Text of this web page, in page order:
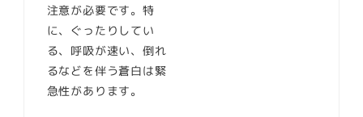
注意が必要です。特
に、ぐったりしてい
る、呼吸が速い、倒れ
るなどを伴う蒼白は緊
急性があります。